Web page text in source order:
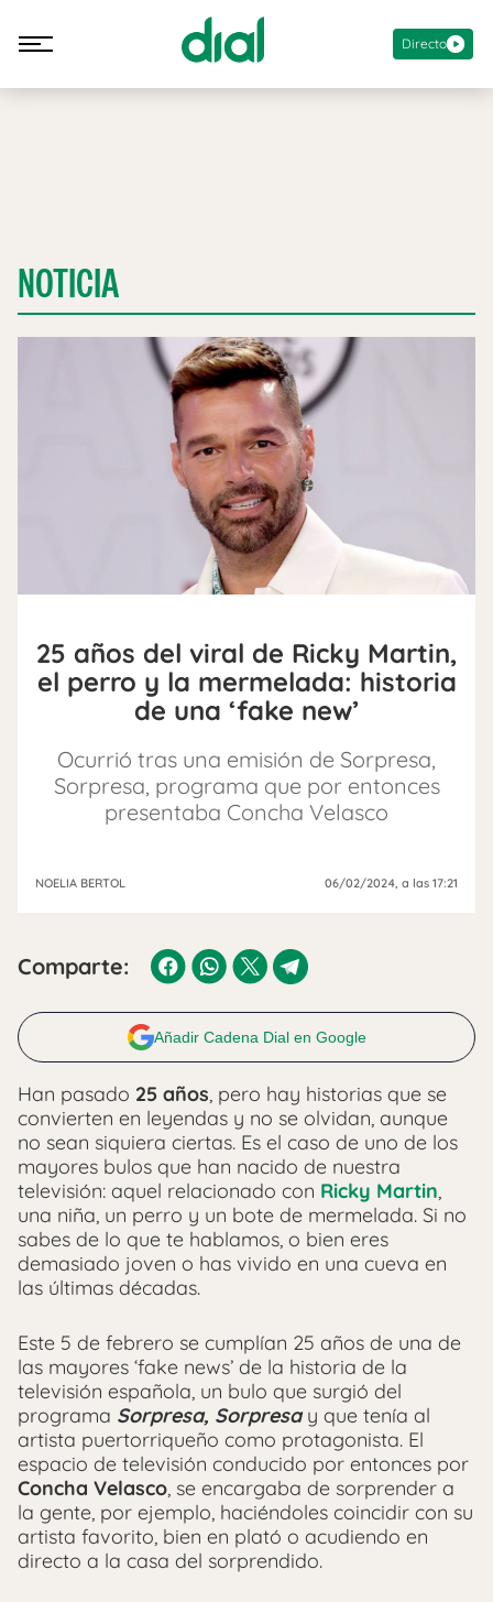
Directo
NOTICIA
25 años del viral de Ricky Martin,
el perro y la mermelada: historia
de una ‘fake new’
Ocurrió tras una emisión de Sorpresa,
Sorpresa, programa que por entonces
presentaba Concha Velasco
NOELIA BERTOL 06/02/2024, a las 17:21
Comparte:
Añadir Cadena Dial en Google
Han pasado 25 años, pero hay historias que se
convierten en leyendas y no se olvidan, aunque
no sean siquiera ciertas. Es el caso de uno de los
mayores bulos que han nacido de nuestra
televisión: aquel relacionado con Ricky Martin,
una niña, un perro y un bote de mermelada. Si no
sabes de lo que te hablamos, o bien eres
demasiado joven o has vivido en una cueva en
las últimas décadas.
Este 5 de febrero se cumplían 25 años de una de
las mayores ‘fake news’ de la historia de la
televisión española, un bulo que surgió del
programa Sorpresa, Sorpresa y que tenía al
artista puertorriqueño como protagonista. El
espacio de televisión conducido por entonces por
Concha Velasco, se encargaba de sorprender a
la gente, por ejemplo, haciéndoles coincidir con su
artista favorito, bien en plató o acudiendo en
directo a la casa del sorprendido.